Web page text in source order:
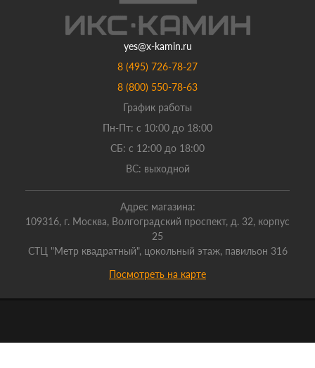
yes@x-kamin.ru
8 (495) 726-78-27
8 (800) 550-78-63
График работы
Пн-Пт: с 10:00 до 18:00
СБ: с 12:00 до 18:00
ВС: выходной
Адрес магазина:
109316, г. Москва, Волгоградский проспект, д. 32, корпус
25
СТЦ "Метр квадратный", цокольный этаж, павильон 316
Посмотреть на карте